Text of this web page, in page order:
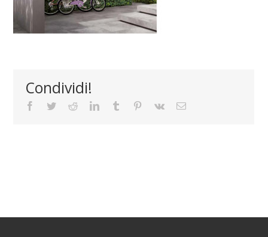
Condividi!
Facebook
TwitterRedditLinkedInTumblr Pinterest
Vk Email